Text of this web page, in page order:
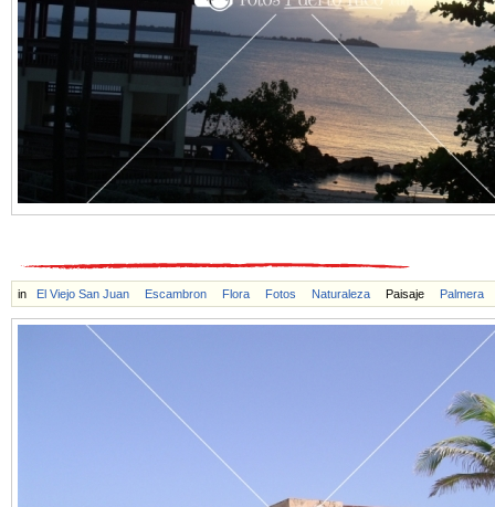
in El Viejo San Juan Escambron Flora Fotos Naturaleza Paisaje Palmera